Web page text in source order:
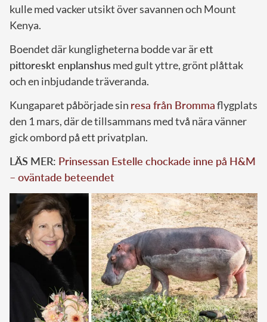
kulle med vacker utsikt över savannen och Mount
Kenya.
Boendet där kungligheterna bodde var ärett
pittoreskt enplanshus med gult yttre, grönt plåttak
och en inbjudande träveranda.
Kungaparet påbörjade sin resa från Brommaflygplats
den 1 mars, där de tillsammans med två nära vänner
gick ombord på ett privatplan.
LÄS MER: Prinsessan Estelle chockade inne på H&M
– oväntade beteendet